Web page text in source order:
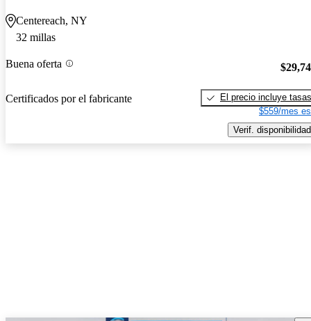
Centereach, NY
32 millas
Buena oferta
Certificados por el fabricante
El precio incluye tasas
$559/mes
Verif. disponibilidad